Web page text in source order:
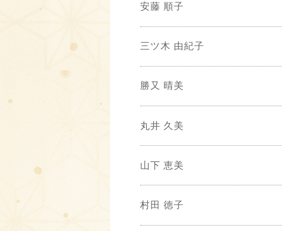
安藤 順子
三ツ木 由紀子
勝又 晴美
丸井 久美
山下 恵美
村田 徳子